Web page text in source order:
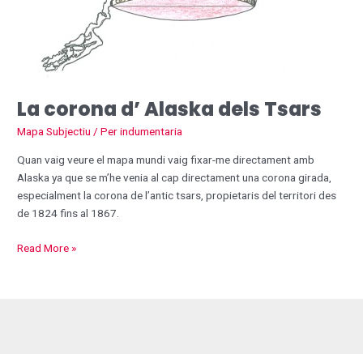
La corona d’ Alaska dels Tsars
Mapa Subjectiu / Perindumentaria
Quan vaig veure el mapa mundi vaig fixar-me directament amb
Alaska ya que se m’he venia al cap directament una corona girada,
especialment la corona de l’antic tsars, propietaris del territori des
de 1824 fins al 1867.
Read More »